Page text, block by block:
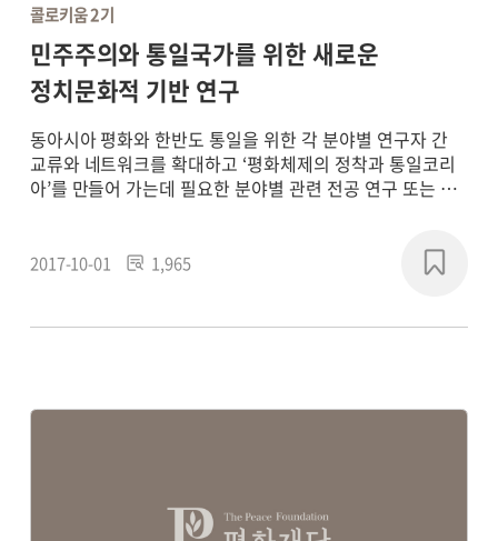
콜로키움 2기
민주주의와 통일국가를 위한 새로운
정치문화적 기반 연구
동아시아 평화와 한반도 통일을 위한 각 분야별 연구자 간
교류와 네트워크를 확대하고 ‘평화체제의 정착과 통일코리
아’를 만들어 가는데 필요한 분야별 관련 전공 연구 또는 학
2017~2018년에 연구 프로젝트를 진행했습니다.
2017-10-01 1,965